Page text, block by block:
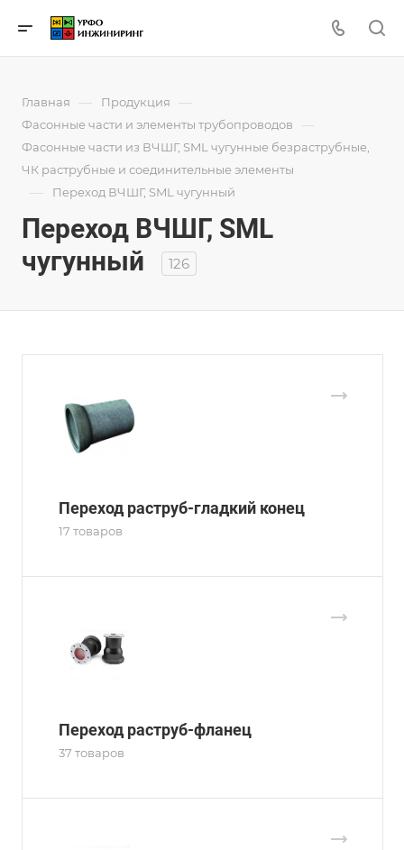
Главная — Продукция —
Фасонные части и элементы трубопроводов —
Фасонные части из ВЧШГ, SML чугунные безраструбные,
ЧК раструбные и соединительные элементы
— Переход ВЧШГ, SML чугунный
Переход ВЧШГ, SML
чугунный
126
Переход раструб-гладкий конец
17 товаров
Переход раструб-фланец
37 товаров